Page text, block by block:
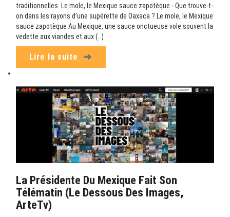
traditionnelles. Le mole, le Mexique sauce zapotèque - Que trouve-t-
on dans les rayons d’une supérette de Oaxaca ? Le mole, le Mexique
sauce zapotèque Au Mexique, une sauce onctueuse vole souvent la
vedette aux viandes et aux (…)
Lire la suite
La Présidente Du Mexique Fait Son
Télématin (Le Dessous Des Images,
ArteTv)